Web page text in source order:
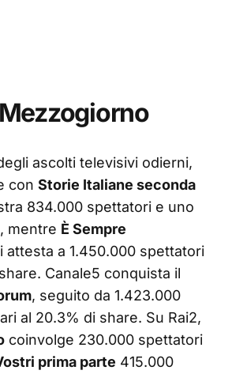
ascolti televisivi odierni,
con Storie Italiane seconda
834.000 spettatori e uno
mentre È Sempre
attesta a 1.450.000 spettatori
Canale5 conquista il
, seguito da 1.423.000
al 20.3% di share. Su Rai2,
coinvolge 230.000 spettatori
prima parte 415.000